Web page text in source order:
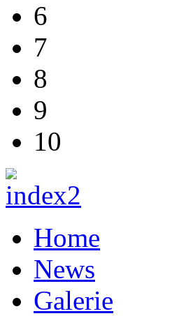
6
7
8
9
10
Home
News
Galerie